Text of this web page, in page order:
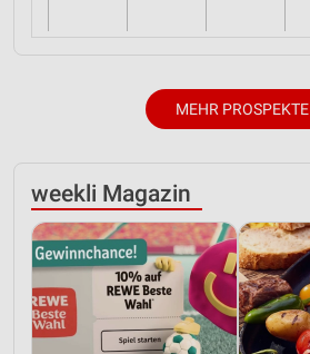
MEHR PROSPEKTE
weekli Magazin